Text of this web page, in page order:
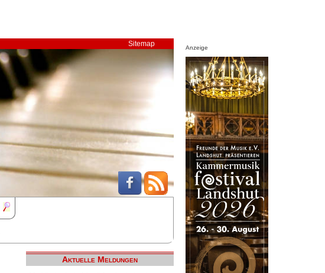
Sitemap
Aktuelle Meldungen
Anzeige